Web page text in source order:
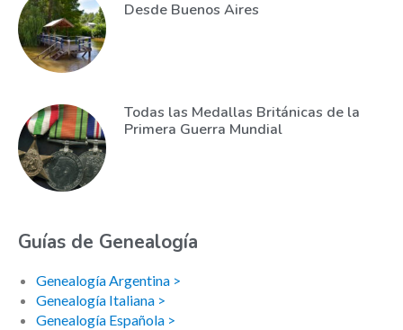
Desde Buenos Aires
Todas las Medallas Británicas de la
Primera Guerra Mundial
Guías de Genealogía
Genealogía Argentina >
Genealogía Italiana >
Genealogía Española >